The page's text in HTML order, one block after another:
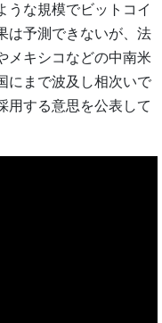
うな規模でビットコイ
は予測できないが、法
メキシコなどの中南米
にまで波及し相次いで
用する意思を公表して